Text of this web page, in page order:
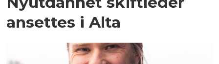
ansettes i Alta